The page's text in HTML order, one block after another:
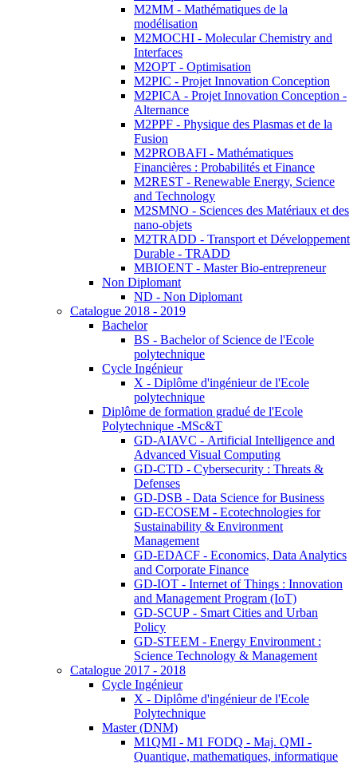
M2MM - Mathématiques de la
modélisation
M2MOCHI - Molecular Chemistry and
Interfaces
M2OPT - Optimisation
M2PIC - Projet Innovation Conception
M2PICA - Projet Innovation Conception -
Alternance
M2PPF - Physique des Plasmas et de la
Fusion
M2PROBAFI - Mathématiques
Financières : Probabilités et Finance
M2REST - Renewable Energy, Science
and Technology
M2SMNO - Sciences des Matériaux et des
nano-objets
M2TRADD - Transport et Développement
Durable - TRADD
MBIOENT - Master Bio-entrepreneur
Non Diplomant
ND - Non Diplomant
Catalogue 2018 - 2019
Bachelor
BS - Bachelor of Science de l'Ecole
polytechnique
Cycle Ingénieur
X - Diplôme d'ingénieur de l'Ecole
polytechnique
Diplôme de formation gradué de l'Ecole
Polytechnique -MSc&T
GD-AIAVC - Artificial Intelligence and
Advanced Visual Computing
GD-CTD - Cybersecurity : Threats &
Defenses
GD-DSB - Data Science for Business
GD-ECOSEM - Ecotechnologies for
Sustainability & Environment
Management
GD-EDACF - Economics, Data Analytics
and Corporate Finance
GD-IOT - Internet of Things : Innovation
and Management Program (IoT)
GD-SCUP - Smart Cities and Urban
Policy
GD-STEEM - Energy Environment :
Science Technology & Management
Catalogue 2017 - 2018
Cycle Ingénieur
X - Diplôme d'ingénieur de l'Ecole
Polytechnique
Master (DNM)
M1QMI - M1 FODQ - Maj. QMI -
Quantique, mathematiques, informatique